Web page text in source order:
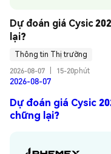
Dự đoán giá Cysic
lại?
Thông tin Thị trường
2026-08-07
15-20phút
2026-08-07
Dự đoán giá Cysic
chững lại?